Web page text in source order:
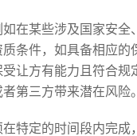
在某些涉及国家安全
条件，如具备相应的
让方有能力且符合规
第三方带来潜在风险。
特定的时间段内完成